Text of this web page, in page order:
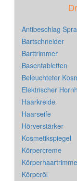
Antibeschlag
Bartschneider
Barttrimmer
Basentabletten
Beleuchteter
Elektrischer
Haarkreide
Haarseife
Hörverstärker
Kosmetikspiegel
Körpercreme
Körperöl